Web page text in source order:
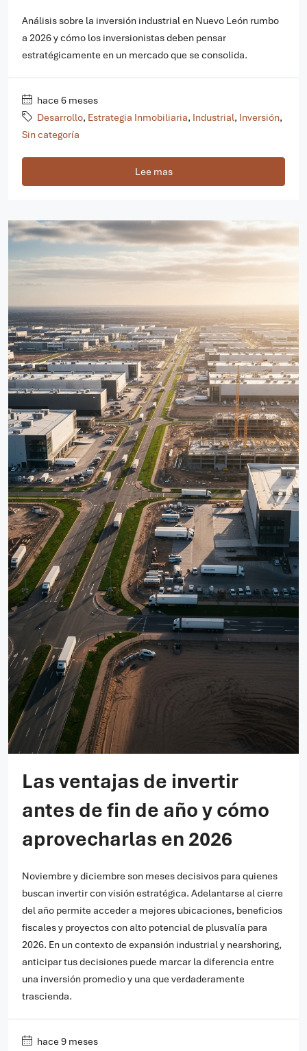
Análisis sobre la inversión industrial en Nuevo León rumbo
a 2026 y cómo los inversionistas deben pensar
estratégicamente en un mercado que se consolida.
hace 6 meses
Desarrollo, Estrategia Inmobiliaria, Industrial, Inversión,
Sin categoría
Lee mas
Las ventajas de invertir
antes de fin de año y cómo
aprovecharlas en 2026
Noviembre y diciembre son meses decisivos para quienes
buscan invertir con visión estratégica. Adelantarse al cierre
del año permite acceder a mejores ubicaciones, beneficios
fiscales y proyectos con alto potencial de plusvalía para
2026. En un contexto de expansión industrial y nearshoring,
anticipar tus decisiones puede marcar la diferencia entre
una inversión promedio y una que verdaderamente
trascienda.
hace 9 meses